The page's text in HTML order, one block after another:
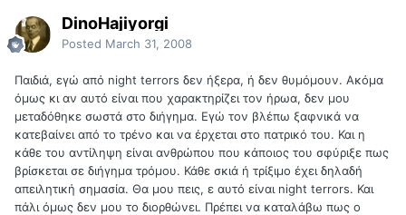
DinoHajiyorgi
Posted March 31, 2008
Παιδιά, εγώ από night terrors δεν ήξερα, ή δεν θυμόμουν. Ακόμα
όμως κι αν αυτό είναι που χαρακτηρίζει τον ήρωα, δεν μου
μεταδόθηκε σωστά στο διήγημα. Εγώ τον βλέπω ξαφνικά να
κατεβαίνει από το τρένο και να έρχεται στο πατρικό του. Και η
κάθε του αντίληψη είναι ανθρώπου που κάποιος του σφύριξε πως
βρίσκεται σε διήγημα τρόμου. Κάθε σκιά ή τρίξιμο έχει δηλαδή
απειλητική σημασία. Θα μου πεις, ε αυτό είναι night terrors. Και
πάλι όμως δεν μου το διορθώνει. Πρέπει να καταλάβω πως ο